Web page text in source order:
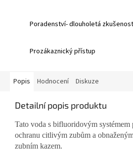
Poradenství- dlouholetá
Prozákaznický přístup
Popis Hodnocení Diskuze
Detailní popis produktu
Tato voda s bifluoridovým
ochranu citlivým zubům a
zubním kazem.